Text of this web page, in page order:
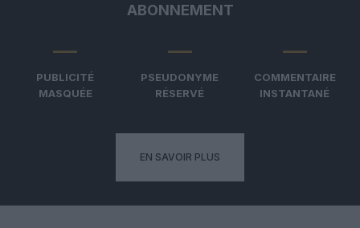
ABONNEMENT
PUBLICITÉ
MASQUÉE
PSEUDONYME
RÉSERVÉ
COMMENTAIRE
INSTANTANÉ
EN SAVOIR PLUS